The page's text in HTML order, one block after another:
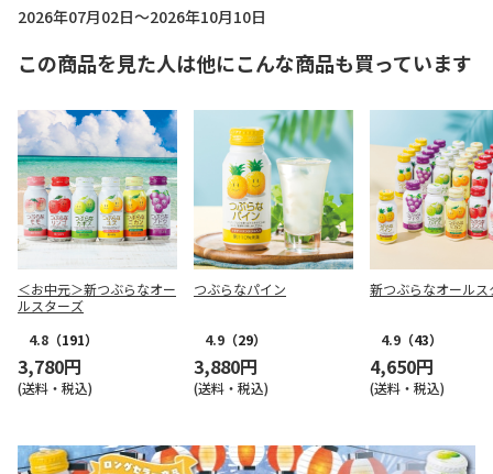
2026年07月02日～2026年10月10日
この商品を見た人は他にこんな商品も買っています
＜お中元＞新つぶらなオー
ルスターズ
4.8 （191）
3,780円
(送料・税込)
つぶらなパイン
4.9 （29）
3,880円
(送料・税込)
新つぶらなオールス
4.9 （43）
4,650円
(送料・税込)